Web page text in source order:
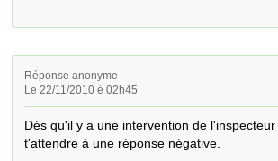
Réponse anonyme
Le 22/11/2010 é 02h45
Dés qu'il y a une intervention de
t'attendre à une réponse négative.